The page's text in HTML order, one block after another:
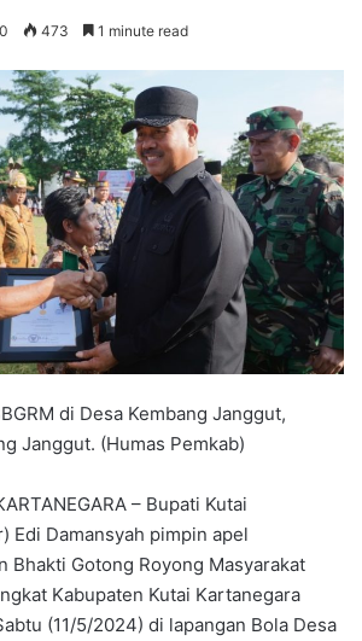
0 473 1 minute read
di Desa Kembang Janggut,
Janggut. (Humas Pemkab)
– Bupati Kutai
Edi Damansyah pimpin apel
Bhakti Gotong Royong Masyarakat
Kabupaten Kutai Kartanegara
(11/5/2024) di lapangan Bola Desa